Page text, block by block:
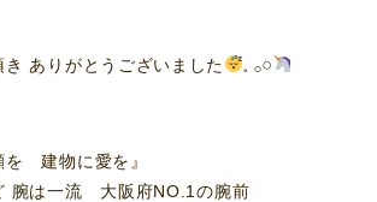
ありがとうございました 𓈒 𓂂𓏸
を 建物に愛を』
腕は一流 大阪府NO.1の腕前